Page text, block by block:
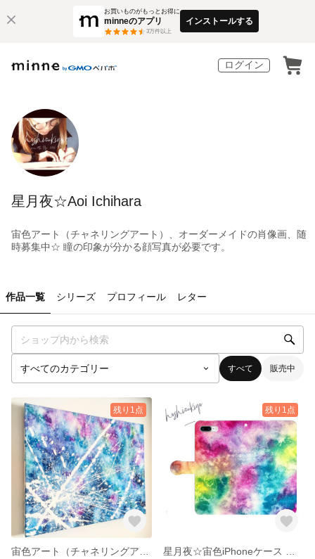
お買いものがもっとお得に
minneのアプリ
3万件以上
インストールする
ログイン
星月夜☆Aoi Ichihara
宙色アート（チャネリングアート）、オーダーメイドの肖像画、随
時募集中☆ 瞳の印象が分かる顔写真が必要です。
作品一覧 シリーズ プロフィール レター
すべて 販売中
残り1点 残り1点